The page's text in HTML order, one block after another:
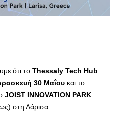
ότι το Thessaly Tech Hub
30 Μαΐου και το
JOIST INNOVATION PARK
στη Λάρισα..